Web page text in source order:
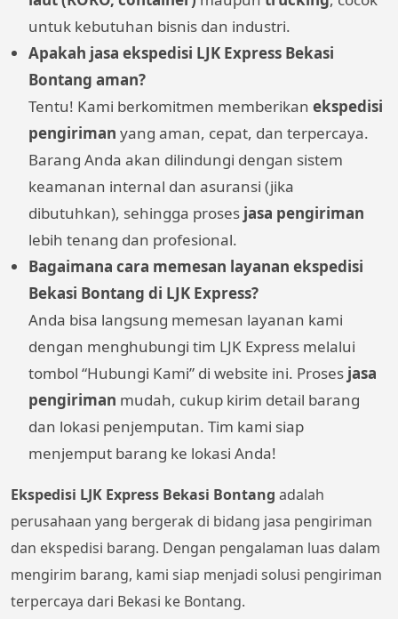
untuk kebutuhan bisnis dan industri.
Apakah jasa ekspedisi LJK Express Bekasi
Bontang aman?
Tentu! Kami berkomitmen memberikan ekspedisi
pengiriman yang aman, cepat, dan terpercaya.
Barang Anda akan dilindungi dengan sistem
keamanan internal dan asuransi (jika
dibutuhkan), sehingga proses jasa pengiriman
lebih tenang dan profesional.
Bagaimana cara memesan layanan ekspedisi
Bekasi Bontang di LJK Express?
Anda bisa langsung memesan layanan kami
dengan menghubungi tim LJK Express melalui
tombol “Hubungi Kami” di website ini. Proses jasa
pengiriman mudah, cukup kirim detail barang
dan lokasi penjemputan. Tim kami siap
menjemput barang ke lokasi Anda!
Ekspedisi LJK Express Bekasi Bontang adalah
perusahaan yang bergerak di bidang jasa pengiriman
dan ekspedisi barang. Dengan pengalaman luas dalam
mengirim barang, kami siap menjadi solusi pengiriman
terpercaya dari Bekasi ke Bontang.